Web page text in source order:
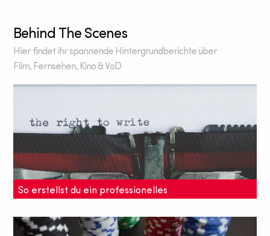
Behind The Scenes
Hier findet ihr spannende Hintergrundberichte über
Film, Fernsehen, Kino & VoD
So erstellst du ein professionelles
Ein professionelles Journalisten Portfolio zu